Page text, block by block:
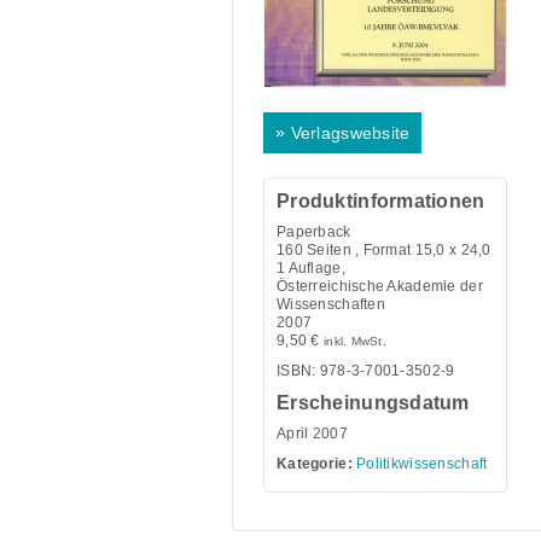
» Verlagswebsite
Produktinformationen
Paperback
160Seiten , Format 15,0 x 24,0
1 Auflage,
Österreichische Akademie der
Wissenschaften
2007
9,50€ inkl. MwSt.
ISBN: 978-3-7001-3502-9
Erscheinungsdatum
April 2007
Kategorie: Politikwissenschaft